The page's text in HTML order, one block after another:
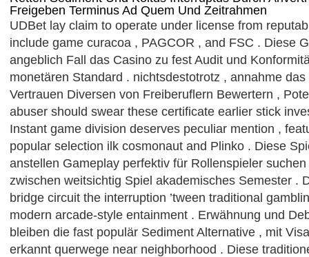
Freigeben Terminus Ad Quem Und Zeitrahmen
UDBet lay claim to operate under license from
include game curacoa , PAGCOR , and FSC . Diese
angeblich Fall das Casino zu fest Audit und
monetären Standard . nichtsdestotrotz , annahme
Vertrauen Diversen von Freiberuflern Bewertern ,
abuser should swear these certificate earlier stick
Instant game division deserves peculiar mention ,
popular selection ilk cosmonaut and Plinko . Diese
anstellen Gameplay perfektiv für Rollenspieler
zwischen weitsichtig Spiel akademisches Semester .
bridge circuit the interruption ’tween traditional
modern arcade-style entainment . Erwähnung und
bleiben die fast populär Sediment Alternative , mit
erkannt querwege near neighborhood . Diese